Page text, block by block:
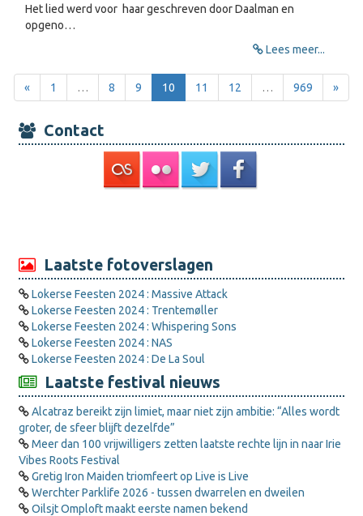
Het lied werd voor haar geschreven door Daalman en
opgeno…
Lees meer...
« 1 … 8 9 10 11 12 … 969 »
Contact
Laatste fotoverslagen
Lokerse Feesten 2024 : Massive Attack
Lokerse Feesten 2024 : Trentemøller
Lokerse Feesten 2024 : Whispering Sons
Lokerse Feesten 2024 : NAS
Lokerse Feesten 2024 : De La Soul
Laatste festival nieuws
Alcatraz bereikt zijn limiet, maar niet zijn ambitie: “Alles wordt
groter, de sfeer blijft dezelfde”
Meer dan 100 vrijwilligers zetten laatste rechte lijn in naar Irie
Vibes Roots Festival
Gretig Iron Maiden triomfeert op Live is Live
Werchter Parklife 2026 - tussen dwarrelen en dweilen
Oilsjt Omploft maakt eerste namen bekend